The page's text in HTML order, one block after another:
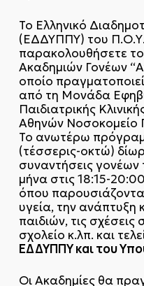
Το Ελληνικό
(ΕΔΔΥΠΠΥ) του
παρακολουθήσετε
Ακαδημιών Γονέων
οποίο
από τη Μονάδα
Παιδιατρικής
Αθηνών Νοσοκομείο
Το ανωτέρω
(τέσσερις-οκτώ)
συναντήσεις γονέων
μήνα στις 18:15-
όπου
υγεία, την ανάπτυξη
παιδιών, τις σχέσεις
σχολείο κ.λπ. και
ΕΔΔΥΠΠΥ και του
Οι Ακαδημίες θα